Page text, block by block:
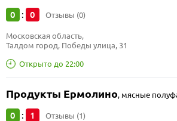
0 : 0 Отзывы (0)
Открыто до 22:00
Московская область,
Талдом город, Победы улица, 31
Продукты Ермолино, мясные
0 : 1 Отзывы (1)